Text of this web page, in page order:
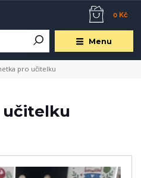
Menu
0 Kč
pro učitelku
učitelku